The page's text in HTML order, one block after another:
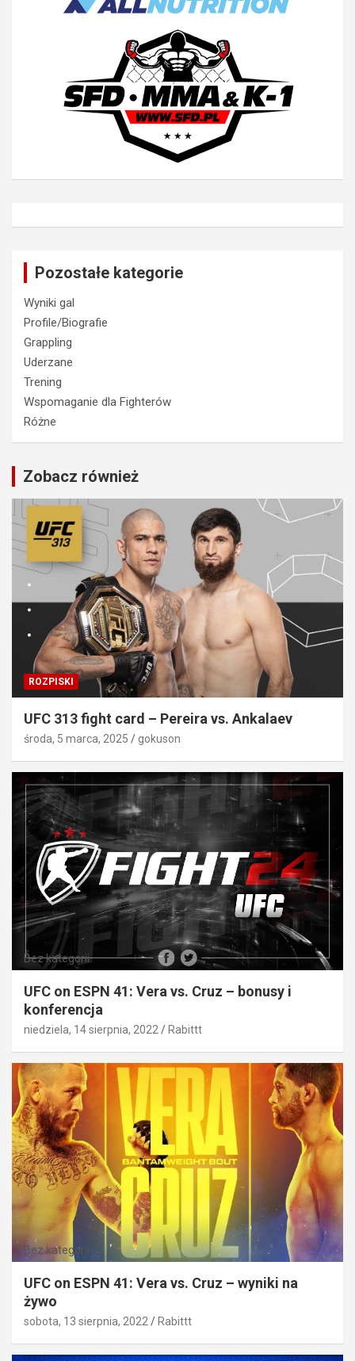
Pozostałe kategorie
Wyniki gal
Profile/Biografie
Grappling
Uderzane
Trening
Wspomaganie dla Fighterów
Różne
Zobacz również
ROZPISKI
UFC 313 fight card – Pereira vs. Ankalaev
środa, 5 marca, 2025 gokuson
Bez kategorii
UFC on ESPN 41: Vera vs. Cruz – bonusy i
konferencja
niedziela, 14 sierpnia, 2022 Rabittt
Bez kategorii
UFC on ESPN 41: Vera vs. Cruz – wyniki na
żywo
sobota, 13 sierpnia, 2022 Rabittt